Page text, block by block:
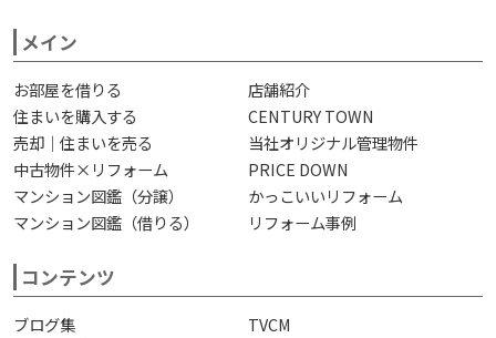
メイン
お部屋を借りる
店舗紹介
住まいを購入する
CENTURY TOWN
売却｜住まいを売る
当社オリジナル管理物件
中古物件×リフォーム
PRICE DOWN
マンション図鑑（分譲）
かっこいいリフォーム
マンション図鑑（借りる）
リフォーム事例
コンテンツ
ブログ集
TVCM